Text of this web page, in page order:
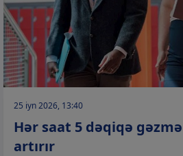
25 iyn 2026, 13:40
Hər saat 5 dəqiqə
artırır